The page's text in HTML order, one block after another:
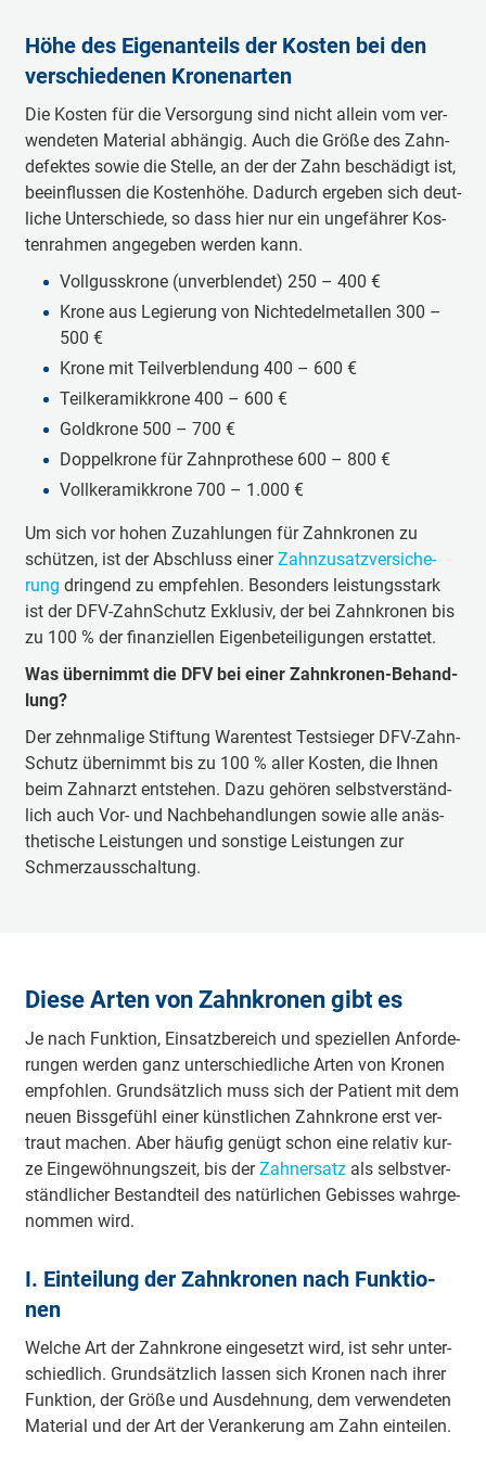
Hö­he des Ei­gen­an­teils der Kos­ten bei den
ver­schie­de­nen Kro­nen­ar­ten
Die Kos­ten für die Ver­sor­gung sind nicht al­lein vom ver­
wen­de­ten Ma­te­ri­al ab­hän­gig. Auch die Grö­ße des Zahn­
de­fek­tes so­wie die Stel­le, an der der Zahn be­schä­digt ist,
be­ein­flus­sen die Kos­ten­hö­he. Da­durch er­ge­ben sich deut­
li­che Un­ter­schie­de, so dass hier nur ein un­ge­fäh­rer Kos­
ten­rah­men an­ge­ge­ben wer­den kann.
Voll­guss­kro­ne (un­ver­blen­det) 250 – 400 €
Kro­ne aus Le­gie­rung von Nicht­edel­me­tal­len 300 –
500 €
Kro­ne mit Teil­ver­blen­dung 400 – 600 €
Teil­ke­ra­mik­kro­ne 400 – 600 €
Gold­kro­ne 500 – 700 €
Dop­pel­kro­ne für Zahn­pro­the­se 600 – 800 €
Voll­ke­ra­mik­kro­ne 700 – 1.000 €
Um sich vor ho­hen Zu­zah­lun­gen für Zahn­kro­nen zu
schüt­zen, ist der Ab­schluss ei­nerZahn­zu­satz­ver­si­che­
rung drin­gend zu emp­feh­len. Be­son­ders leis­tungs­stark
ist der DFV-Zahn­Schutz Ex­klu­siv, der bei Zahn­kro­nen bis
zu 100 % der fi­nan­ziel­len Ei­gen­be­tei­li­gun­gen er­stat­tet.
Was über­nimmt die DFV bei ei­ner Zahn­kro­nen-Be­hand­
lung?
Der zehnmalige Stif­tung Wa­ren­test Test­sie­ger DFV-Zahn­
Schutz über­nimmt bis zu 100 % al­ler Kos­ten, die Ih­nen
beim Zahn­arzt ent­ste­hen. Da­zu ge­hö­ren selbst­ver­ständ­
lich auch Vor- und Nach­be­hand­lun­gen so­wie al­le an­äs­
the­ti­sche Leis­tun­gen und sons­tige Leis­tun­gen zur
Schmerz­aus­schal­tung.
Diese Arten von Zahnkronen gibt es
Je nach Funk­ti­on, Ein­satz­be­reich und spe­ziel­len An­for­de­
run­gen wer­den ganz un­ter­schied­li­che Ar­ten von Kro­nen
emp­foh­len. Grund­sätz­lich muss sich der Pa­tient mit dem
neu­en Biss­ge­fühl ei­ner künst­li­chen Zahn­kro­ne erst ver­
traut ma­chen. Aber häu­fig ge­nügt schon ei­ne re­la­tiv kur­
ze Ein­ge­wöh­nungs­zeit, bis derZahn­er­satz als selbst­ver­
ständ­li­cher Be­stand­teil des na­tür­li­chen Ge­bis­ses wahr­ge­
nom­men wird.
I. Ein­tei­lung der Zahn­kro­nen nach Funk­tio­
nen
Wel­che Art der Zahn­kro­ne ein­ge­setzt wird, ist sehr un­ter­
schied­lich. Grund­sätz­lich las­sen sich Kro­nen nach ih­rer
Funk­ti­on, der Grö­ße und Aus­deh­nung, dem ver­wen­de­ten
Ma­te­ri­al und der Art der Ver­an­ke­rung am Zahn ein­tei­len.